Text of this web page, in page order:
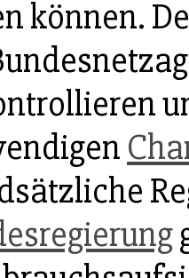
können.